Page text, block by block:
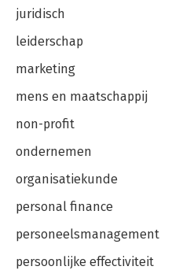
juridisch
leiderschap
marketing
mens en maatschappij
non-profit
ondernemen
organisatiekunde
personal finance
personeelsmanagement
persoonlijke effectiviteit